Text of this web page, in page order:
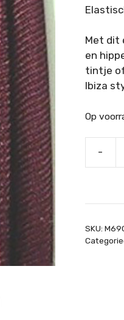
Met dit
en
tintje
Ibiza
Op
-
SKU: